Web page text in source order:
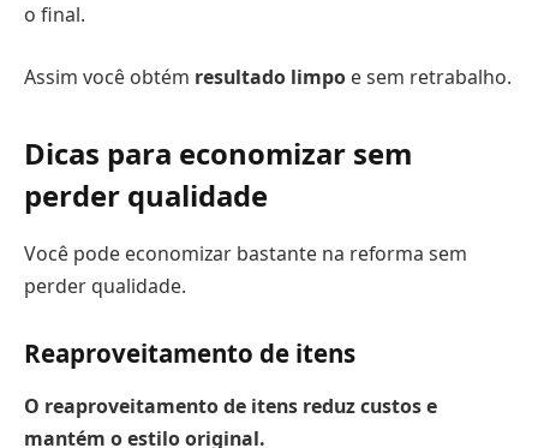
o final.
Assim você obtém resultado limpo e sem retrabalho.
Dicas para economizar sem
perder qualidade
Você pode economizar bastante na reforma sem
perder qualidade.
Reaproveitamento de itens
O reaproveitamento de itens reduz custos e
mantém o estilo original.